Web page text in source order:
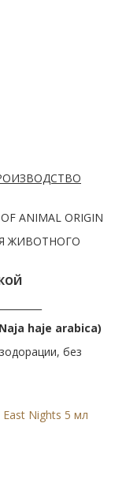
ANIMAL ORIGIN
ЖИВОТНОГО
haje arabica)
без
Nights 5 мл